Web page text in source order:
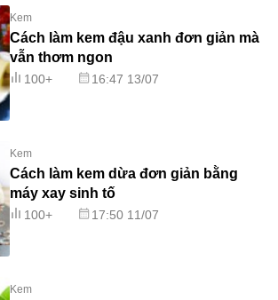
Kem
Cách làm kem đậu xanh đơn giản mà
vẫn thơm ngon
100+ 16:47 13/07
Kem
Cách làm kem dừa đơn giản bằng
máy xay sinh tố
100+ 17:50 11/07
Kem